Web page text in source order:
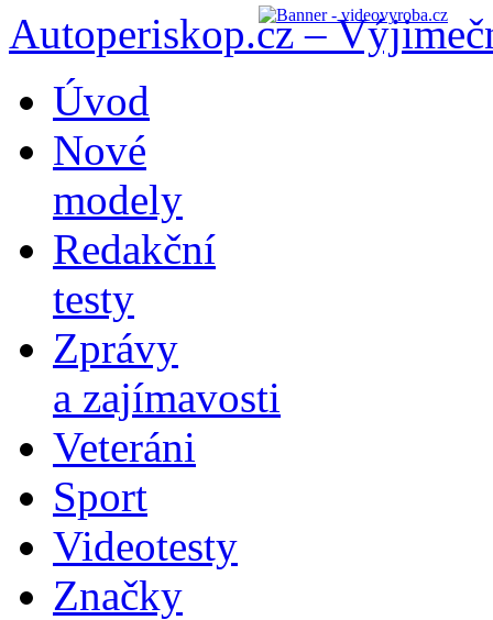
Autoperiskop.cz –
obsahu
webu
Úvod
Nové
modely
Redakční
testy
Zprávy
a zajímavosti
Veteráni
Sport
Videotesty
Značky